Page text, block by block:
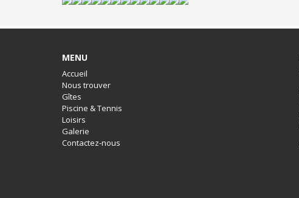
MENU
Accueil
Nous trouver
Gîtes
Piscine & Tennis
Loisirs
Galerie
Contactez-nous